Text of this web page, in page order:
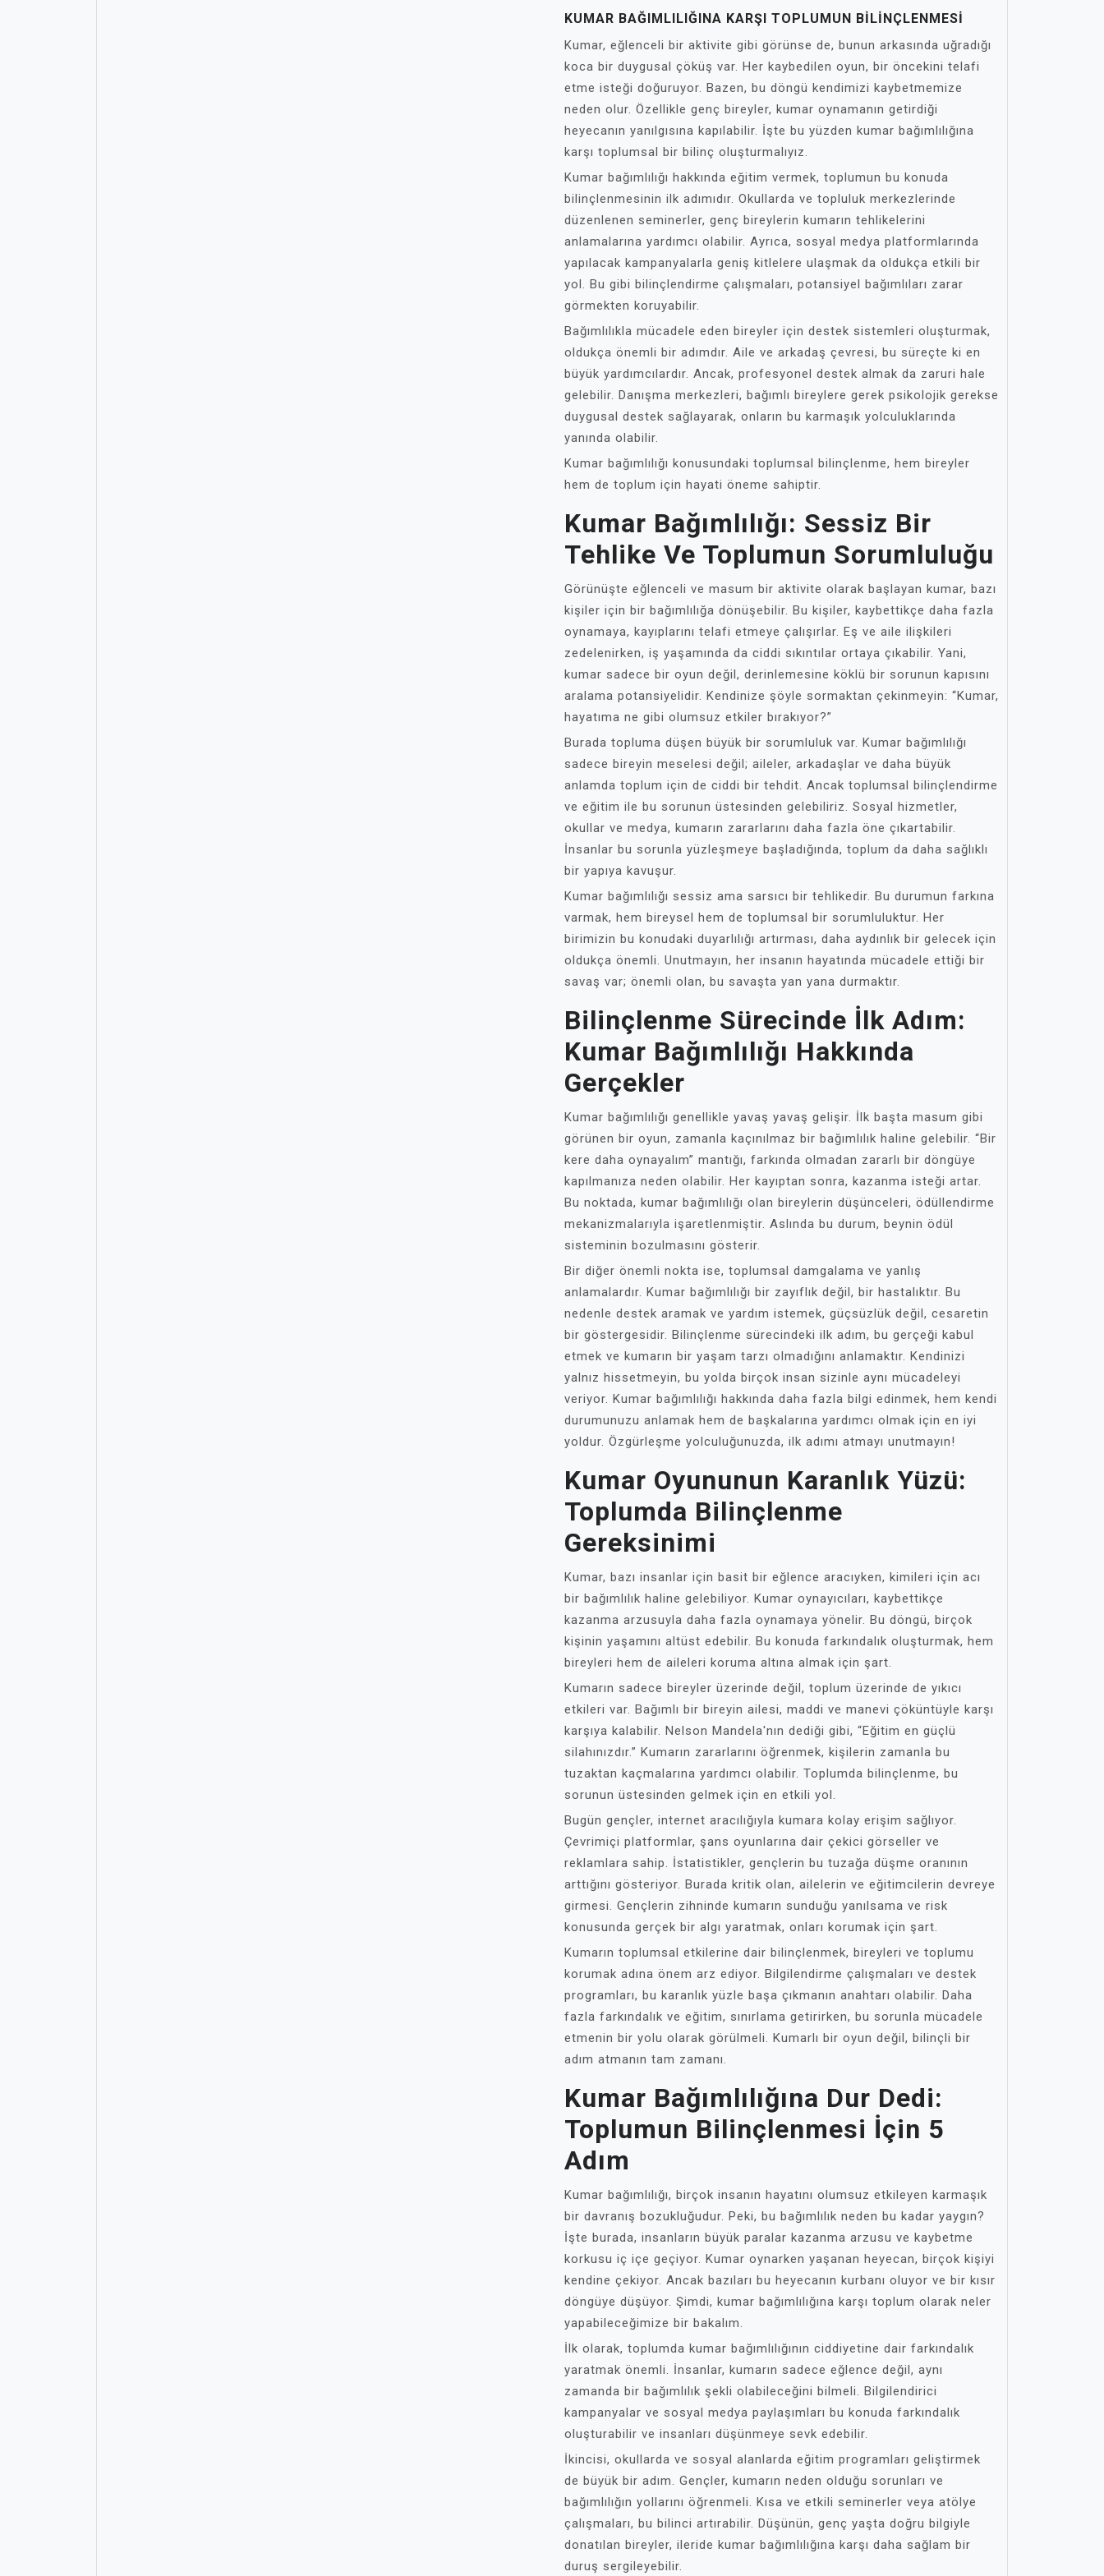
KUMAR BAĞIMLILIĞINA KARŞI TOPLUMUN BILINÇLENMESI
Kumar, eğlenceli bir aktivite gibi görünse de, bunun arkasında uğradığı
koca bir duygusal çöküş var. Her kaybedilen oyun, bir öncekini telafi
etme isteği doğuruyor. Bazen, bu döngü kendimizi kaybetmemize
neden olur. Özellikle genç bireyler, kumar oynamanın getirdiği
heyecanın yanılgısına kapılabilir. İşte bu yüzden kumar bağımlılığına
karşı toplumsal bir bilinç oluşturmalıyız.
Kumar bağımlılığı hakkında eğitim vermek, toplumun bu konuda
bilinçlenmesinin ilk adımıdır. Okullarda ve topluluk merkezlerinde
düzenlenen seminerler, genç bireylerin kumarın tehlikelerini
anlamalarına yardımcı olabilir. Ayrıca, sosyal medya platformlarında
yapılacak kampanyalarla geniş kitlelere ulaşmak da oldukça etkili bir
yol. Bu gibi bilinçlendirme çalışmaları, potansiyel bağımlıları zarar
görmekten koruyabilir.
Bağımlılıkla mücadele eden bireyler için destek sistemleri oluşturmak,
oldukça önemli bir adımdır. Aile ve arkadaş çevresi, bu süreçte ki en
büyük yardımcılardır. Ancak, profesyonel destek almak da zaruri hale
gelebilir. Danışma merkezleri, bağımlı bireylere gerek psikolojik gerekse
duygusal destek sağlayarak, onların bu karmaşık yolculuklarında
yanında olabilir.
Kumar bağımlılığı konusundaki toplumsal bilinçlenme, hem bireyler
hem de toplum için hayati öneme sahiptir.
Kumar Bağımlılığı: Sessiz Bir
Tehlike Ve Toplumun Sorumluluğu
Görünüşte eğlenceli ve masum bir aktivite olarak başlayan kumar, bazı
kişiler için bir bağımlılığa dönüşebilir. Bu kişiler, kaybettikçe daha fazla
oynamaya, kayıplarını telafi etmeye çalışırlar. Eş ve aile ilişkileri
zedelenirken, iş yaşamında da ciddi sıkıntılar ortaya çıkabilir. Yani,
kumar sadece bir oyun değil, derinlemesine köklü bir sorunun kapısını
aralama potansiyelidir. Kendinize şöyle sormaktan çekinmeyin: “Kumar,
hayatıma ne gibi olumsuz etkiler bırakıyor?”
Burada topluma düşen büyük bir sorumluluk var. Kumar bağımlılığı
sadece bireyin meselesi değil; aileler, arkadaşlar ve daha büyük
anlamda toplum için de ciddi bir tehdit. Ancak toplumsal bilinçlendirme
ve eğitim ile bu sorunun üstesinden gelebiliriz. Sosyal hizmetler,
okullar ve medya, kumarın zararlarını daha fazla öne çıkartabilir.
İnsanlar bu sorunla yüzleşmeye başladığında, toplum da daha sağlıklı
bir yapıya kavuşur.
Kumar bağımlılığı sessiz ama sarsıcı bir tehlikedir. Bu durumun farkına
varmak, hem bireysel hem de toplumsal bir sorumluluktur. Her
birimizin bu konudaki duyarlılığı artırması, daha aydınlık bir gelecek için
oldukça önemli. Unutmayın, her insanın hayatında mücadele ettiği bir
savaş var; önemli olan, bu savaşta yan yana durmaktır.
Bilinçlenme Sürecinde İlk Adım:
Kumar Bağımlılığı Hakkında
Gerçekler
Kumar bağımlılığı genellikle yavaş yavaş gelişir. İlk başta masum gibi
görünen bir oyun, zamanla kaçınılmaz bir bağımlılık haline gelebilir. “Bir
kere daha oynayalım” mantığı, farkında olmadan zararlı bir döngüye
kapılmanıza neden olabilir. Her kayıptan sonra, kazanma isteği artar.
Bu noktada, kumar bağımlılığı olan bireylerin düşünceleri, ödüllendirme
mekanizmalarıyla işaretlenmiştir. Aslında bu durum, beynin ödül
sisteminin bozulmasını gösterir.
Bir diğer önemli nokta ise, toplumsal damgalama ve yanlış
anlamalardır. Kumar bağımlılığı bir zayıflık değil, bir hastalıktır. Bu
nedenle destek aramak ve yardım istemek, güçsüzlük değil, cesaretin
bir göstergesidir. Bilinçlenme sürecindeki ilk adım, bu gerçeği kabul
etmek ve kumarın bir yaşam tarzı olmadığını anlamaktır. Kendinizi
yalnız hissetmeyin, bu yolda birçok insan sizinle aynı mücadeleyi
veriyor. Kumar bağımlılığı hakkında daha fazla bilgi edinmek, hem kendi
durumunuzu anlamak hem de başkalarına yardımcı olmak için en iyi
yoldur. Özgürleşme yolculuğunuzda, ilk adımı atmayı unutmayın!
Kumar Oyununun Karanlık Yüzü:
Toplumda Bilinçlenme
Gereksinimi
Kumar, bazı insanlar için basit bir eğlence aracıyken, kimileri için acı
bir bağımlılık haline gelebiliyor. Kumar oynayıcıları, kaybettikçe
kazanma arzusuyla daha fazla oynamaya yönelir. Bu döngü, birçok
kişinin yaşamını altüst edebilir. Bu konuda farkındalık oluşturmak, hem
bireyleri hem de aileleri koruma altına almak için şart.
Kumarın sadece bireyler üzerinde değil, toplum üzerinde de yıkıcı
etkileri var. Bağımlı bir bireyin ailesi, maddi ve manevi çöküntüyle karşı
karşıya kalabilir. Nelson Mandela'nın dediği gibi, “Eğitim en güçlü
silahınızdır.” Kumarın zararlarını öğrenmek, kişilerin zamanla bu
tuzaktan kaçmalarına yardımcı olabilir. Toplumda bilinçlenme, bu
sorunun üstesinden gelmek için en etkili yol.
Bugün gençler, internet aracılığıyla kumara kolay erişim sağlıyor.
Çevrimiçi platformlar, şans oyunlarına dair çekici görseller ve
reklamlara sahip. İstatistikler, gençlerin bu tuzağa düşme oranının
arttığını gösteriyor. Burada kritik olan, ailelerin ve eğitimcilerin devreye
girmesi. Gençlerin zihninde kumarın sunduğu yanılsama ve risk
konusunda gerçek bir algı yaratmak, onları korumak için şart.
Kumarın toplumsal etkilerine dair bilinçlenmek, bireyleri ve toplumu
korumak adına önem arz ediyor. Bilgilendirme çalışmaları ve destek
programları, bu karanlık yüzle başa çıkmanın anahtarı olabilir. Daha
fazla farkındalık ve eğitim, sınırlama getirirken, bu sorunla mücadele
etmenin bir yolu olarak görülmeli. Kumarlı bir oyun değil, bilinçli bir
adım atmanın tam zamanı.
Kumar Bağımlılığına Dur Dedi:
Toplumun Bilinçlenmesi İçin 5
Adım
Kumar bağımlılığı, birçok insanın hayatını olumsuz etkileyen karmaşık
bir davranış bozukluğudur. Peki, bu bağımlılık neden bu kadar yaygın?
İşte burada, insanların büyük paralar kazanma arzusu ve kaybetme
korkusu iç içe geçiyor. Kumar oynarken yaşanan heyecan, birçok kişiyi
kendine çekiyor. Ancak bazıları bu heyecanın kurbanı oluyor ve bir kısır
döngüye düşüyor. Şimdi, kumar bağımlılığına karşı toplum olarak neler
yapabileceğimize bir bakalım.
İlk olarak, toplumda kumar bağımlılığının ciddiyetine dair farkındalık
yaratmak önemli. İnsanlar, kumarın sadece eğlence değil, aynı
zamanda bir bağımlılık şekli olabileceğini bilmeli. Bilgilendirici
kampanyalar ve sosyal medya paylaşımları bu konuda farkındalık
oluşturabilir ve insanları düşünmeye sevk edebilir.
İkincisi, okullarda ve sosyal alanlarda eğitim programları geliştirmek
de büyük bir adım. Gençler, kumarın neden olduğu sorunları ve
bağımlılığın yollarını öğrenmeli. Kısa ve etkili seminerler veya atölye
çalışmaları, bu bilinci artırabilir. Düşünün, genç yaşta doğru bilgiyle
donatılan bireyler, ileride kumar bağımlılığına karşı daha sağlam bir
duruş sergileyebilir.